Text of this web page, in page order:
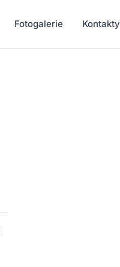
Fotogalerie Kontakty